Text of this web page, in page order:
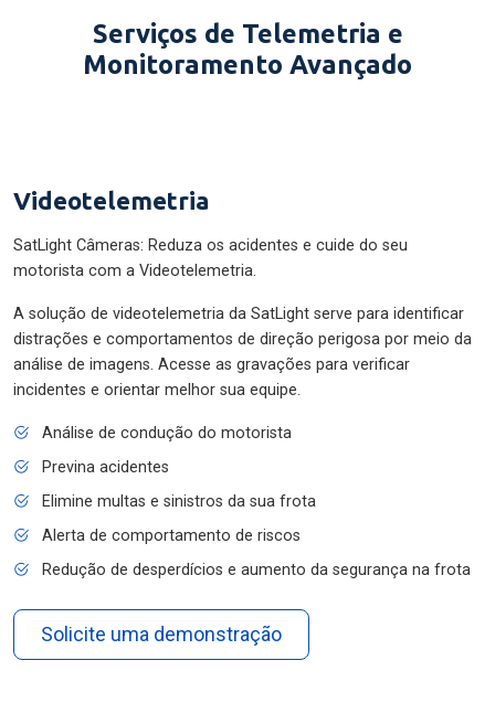
Serviços de Telemetria e
Monitoramento Avançado
Videotelemetria
SatLight Câmeras: Reduza os acidentes e cuide do seu
motorista com a Videotelemetria.
A solução de videotelemetria da SatLight serve para identificar
distrações e comportamentos de direção perigosa por meio da
análise de imagens. Acesse as gravações para verificar
incidentes e orientar melhor sua equipe.
Análise de condução do motorista
Previna acidentes
Elimine multas e sinistros da sua frota
Alerta de comportamento de riscos
Redução de desperdícios e aumento da segurança na frota
Solicite uma demonstração